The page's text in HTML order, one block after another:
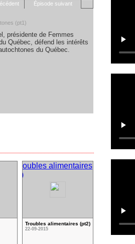
Épisode suivant
(pt1)
présidente de Femmes
Québec, défend les intérêts
du Québec.
Troubles alimentaires (pt2)
22-09-2015